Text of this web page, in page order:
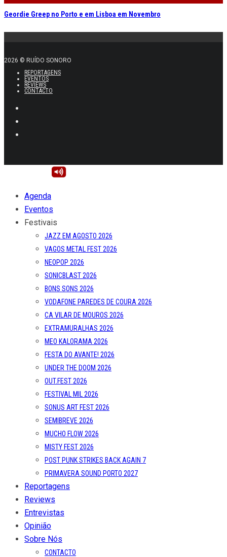
Geordie Greep no Porto e em Lisboa em Novembro
2026 © RUÍDO SONORO
REPORTAGENS
EVENTOS
REVIEWS
CONTACTO
Agenda
Eventos
Festivais
JAZZ EM AGOSTO 2026
VAGOS METAL FEST 2026
NEOPOP 2026
SONICBLAST 2026
BONS SONS 2026
VODAFONE PAREDES DE COURA 2026
CA VILAR DE MOUROS 2026
EXTRAMURALHAS 2026
MEO KALORAMA 2026
FESTA DO AVANTE! 2026
UNDER THE DOOM 2026
OUT.FEST 2026
FESTIVAL MIL 2026
SONUS ART FEST 2026
SEMIBREVE 2026
MUCHO FLOW 2026
MISTY FEST 2026
POST PUNK STRIKES BACK AGAIN 7
PRIMAVERA SOUND PORTO 2027
Reportagens
Reviews
Entrevistas
Opinião
Sobre Nós
CONTACTO